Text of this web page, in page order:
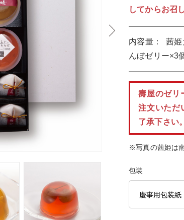
してからお召
茜姫
んぼゼリー×3
壽屋のゼリ
注文いただ
了承下さい。
※写真の茜姫は
包装